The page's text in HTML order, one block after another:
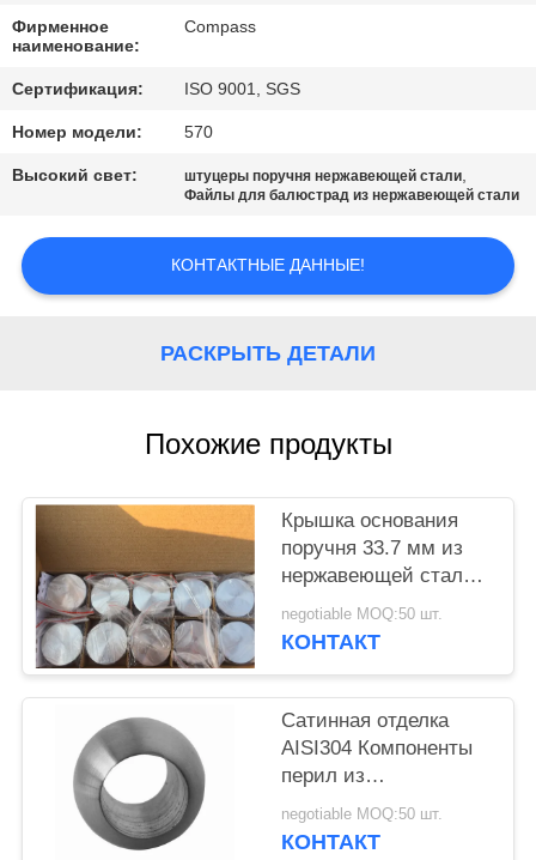
МЫ
НОВОСТИ
СПРОСИТЕ
КАРТА
Фирменное
наименование:
Compass
Сертификация: ISO 9001, SGS
Номер модели: 570
Высокий свет: штуцеры поручня нержавеющей стали,
Файлы для балюстрад из нержавеющей стали
КОНТАКТНЫЕ ДАННЫЕ!
РАСКРЫТЬ ДЕТАЛИ
Похожие продукты
Крышка основания
поручня 33.7 мм из
нержавеющей стали
SS304 толщиной 2 мм
negotiable MOQ:50 шт.
КОНТАКТ
Сатинная отделка
AISI304 Компоненты
перил из
нержавеющей стали
negotiable MOQ:50 шт.
КОНТАКТ